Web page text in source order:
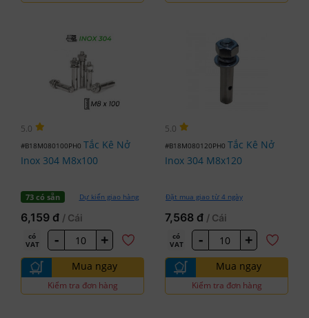
5.0
#B18M080100PH0 Tắc Kê Nở
Inox 304 M8x100
73 có sẵn Dự kiến giao hàng
6,159 đ / Cái
có
VAT
- +
Mua ngay
Kiểm tra đơn hàng
5.0
#B18M080120PH0 Tắc Kê Nở
Inox 304 M8x120
Đặt mua giao từ 4 ngày
7,568 đ / Cái
có
VAT
- +
Mua ngay
Kiểm tra đơn hàng